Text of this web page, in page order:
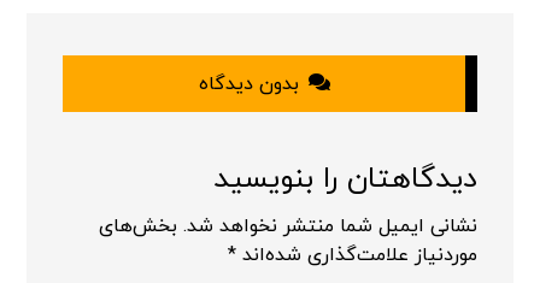
بدون دیدگاه
دیدگاهتان را بنویسید
نشانی ایمیل شما منتشر نخواهد شد. بخش‌های
موردنیاز علامت‌گذاری شده‌اند*